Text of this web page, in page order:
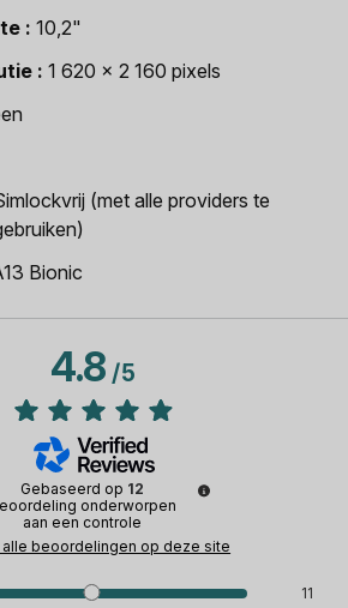
10,2"
1 620 x 2 160 pixels
(met alle providers te
Bionic
4.8/5
Gebaseerd op 12
onderworpen
aan een controle
alle beoordelingen op deze site
11